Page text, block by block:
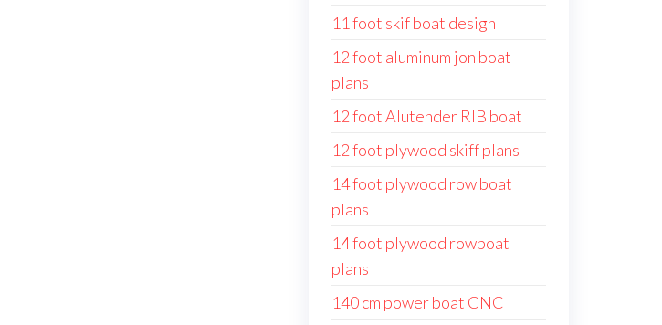
11 foot skif boat design
12 foot aluminum jon boat
plans
12 foot Alutender RIB boat
12 foot plywood skiff plans
14 foot plywood row boat
plans
14 foot plywood rowboat
plans
140 cm power boat CNC